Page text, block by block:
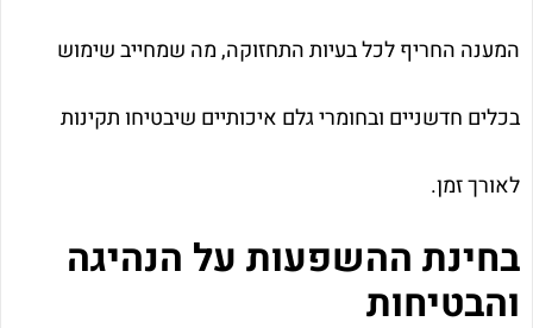
המענה החריף לכל בעיות התחזוקה, מה שמחייב שימוש
בכלים חדשניים ובחומרי גלם איכותיים שיבטיחו תקינות
לאורך זמן.
בחינת ההשפעות על הנהיגה
והבטיחות